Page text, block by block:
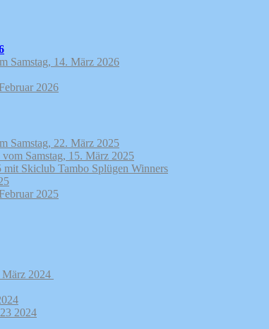
Samstag, 14. März 2026
2026
Samstag, 22. März 2025
Samstag, 15. März 2025
Skiclub Tambo Splügen Winners
2025
2024
2024